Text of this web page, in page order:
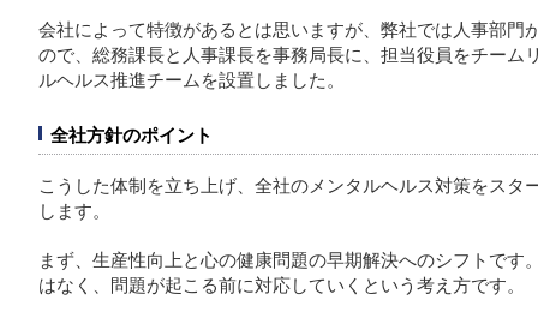
会社によって特徴があるとは思いますが、弊社では人事部門
ので、総務課長と人事課長を事務局長に、担当役員をチーム
ルヘルス推進チームを設置しました。
全社方針のポイント
こうした体制を立ち上げ、全社のメンタルヘルス対策をスタ
します。
まず、生産性向上と心の健康問題の早期解決へのシフトです
はなく、問題が起こる前に対応していくという考え方です。